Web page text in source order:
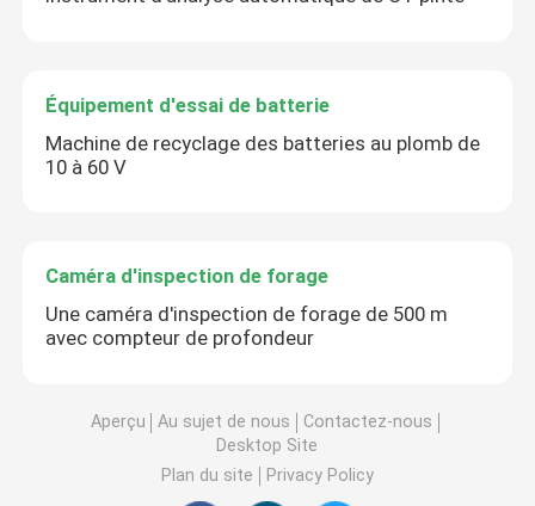
Équipement d'essai de batterie
Machine de recyclage des batteries au plomb de
10 à 60 V
Caméra d'inspection de forage
Une caméra d'inspection de forage de 500 m
avec compteur de profondeur
Aperçu Au sujet de nous
Contactez-nous
Desktop Site
Plan du site
Privacy Policy